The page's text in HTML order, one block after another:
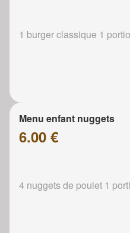
1 burger classique 1
Menu enfant nuggets
6.00 €
4 nuggets de poulet 1